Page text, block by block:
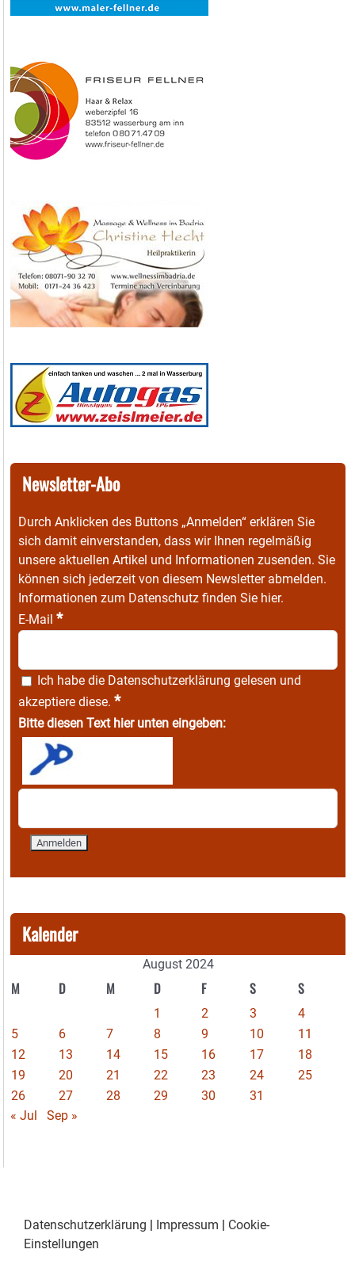
Newsletter-Abo
Durch Anklicken des Buttons „Anmelden“ erklären Sie
sich damit einverstanden, dass wir Ihnen regelmäßig
unsere aktuellen Artikel und Informationen zusenden. Sie
können sich jederzeit von diesem Newsletter abmelden.
Informationen zum Datenschutz finden Sie hier.
E-Mail *
Ich habe die Datenschutzerklärung gelesen und
akzeptiere diese. *
Bitte diesen Text hier unten eingeben:
Kalender
August 2024
M D M D F S S
1 2 3
4
5
6 7 8 9 10
11
12
13 14 15 16 17
18
19
20 21 22 23 24
25
26
27 28 29 30
31
« Jul
Sep »
Datenschutzerklärung | Impressum | Cookie-
Einstellungen